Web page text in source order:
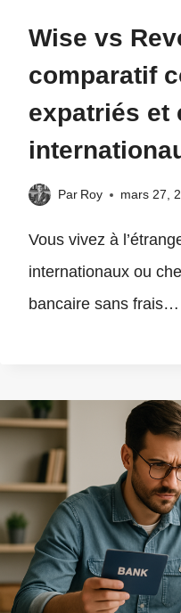
Wise vs
comparatif
expatriés et
Par Roy mars 27,
Vous vivez à
internationaux ou
bancaire sans frais…